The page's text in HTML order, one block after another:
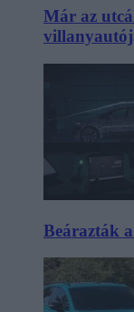
Már az
Beárazták